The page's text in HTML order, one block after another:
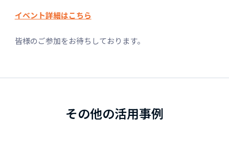
イベント詳細はこちら
皆様のご参加をお待ちしております。
その他の活用事例